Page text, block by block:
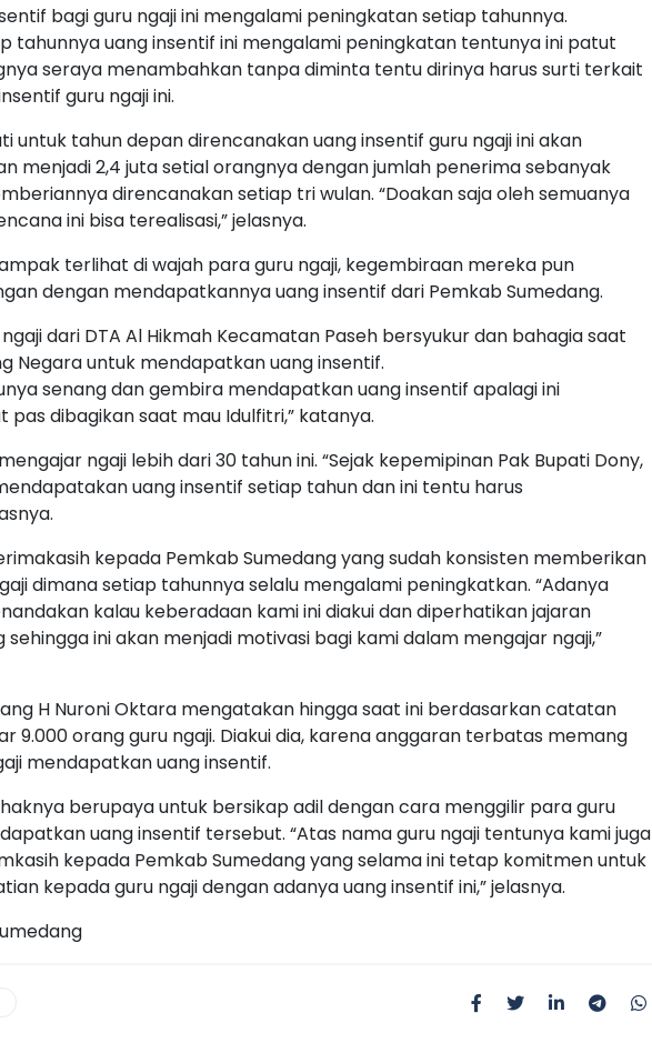
bagi guru ngaji ini mengalami peningkatan setiap tahunnya.
tahunnya uang insentif ini mengalami peningkatan tentunya ini patut
seraya menambahkan tanpa diminta tentu dirinya harus surti terkait
guru ngaji ini.
untuk tahun depan direncanakan uang insentif guru ngaji ini akan
menjadi 2,4 juta setial orangnya dengan jumlah penerima sebanyak
direncanakan setiap tri wulan. “Doakan saja oleh semuanya
ini bisa terealisasi,” jelasnya.
terlihat di wajah para guru ngaji, kegembiraan mereka pun
dengan mendapatkannya uang insentif dari Pemkab Sumedang.
ngaji dari DTA Al Hikmah Kecamatan Paseh bersyukur dan bahagia saat
Negara untuk mendapatkan uang insentif.
senang dan gembira mendapatkan uang insentif apalagi ini
dibagikan saat mau Idulfitri,” katanya.
ngaji lebih dari 30 tahun ini. “Sejak kepemipinan Pak Bupati Dony,
uang insentif setiap tahun dan ini tentu harus
kepada Pemkab Sumedang yang sudah konsisten memberikan
dimana setiap tahunnya selalu mengalami peningkatkan. “Adanya
kalau keberadaan kami ini diakui dan diperhatikan jajaran
sehingga ini akan menjadi motivasi bagi kami dalam mengajar ngaji,”
H Nuroni Oktara mengatakan hingga saat ini berdasarkan catatan
9.000 orang guru ngaji. Diakui dia, karena anggaran terbatas memang
mendapatkan uang insentif.
berupaya untuk bersikap adil dengan cara menggilir para guru
uang insentif tersebut. “Atas nama guru ngaji tentunya kami juga
kepada Pemkab Sumedang yang selama ini tetap komitmen untuk
kepada guru ngaji dengan adanya uang insentif ini,” jelasnya.